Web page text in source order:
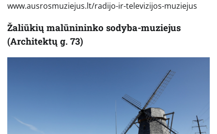
www.ausrosmuziejus.lt/radijo-ir-televizijos-muziejus
Žaliūkių malūnininko sodyba-muziejus
(Architektų g. 73)